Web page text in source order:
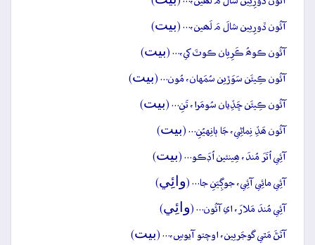
آئُون ڏورِيين شالَ مَ لَھين،… (بيت)
آئُون ڪوھُ ڪَرِيان ڪوٽَ کي،… (بيت)
آئُون ڪِيئَن سَوَڙين سُمَهان، مُون… (بيت)
آئُون ڪِيئَن ڇَڏِيان سُومَرا، تَنِ… (بيت)
آئُون ھَڏِ نِماڻِي، جَا ٻانِهيُنِ… (بيت)
آئِي اُتَرَ مُندَ، ھِينئين اُڊَڪو… (بيت)
آئِي مائِي آئِي، جوڳِيَنِ جا… (وائِي)
آئِي مُندَ مَلارَ، اي آئُون… (وائِي)
آتَڻَ مَٿي گوجَريين، اوچتو آيوسِ،… (بيت)